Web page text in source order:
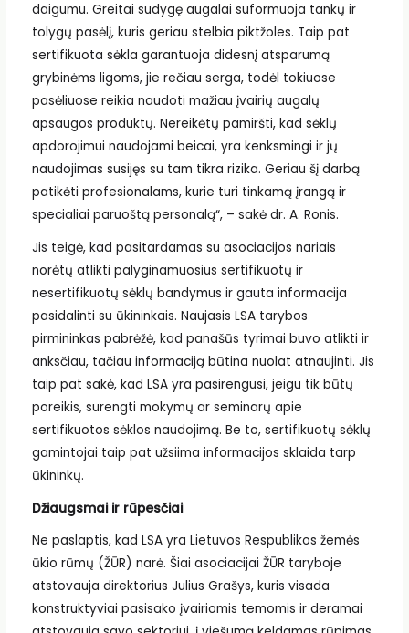
daigumu. Greitai sudygę augalai suformuoja tankų ir
tolygų pasėlį, kuris geriau stelbia piktžoles. Taip pat
sertifikuota sėkla garantuoja didesnį atsparumą
grybinėms ligoms, jie rečiau serga, todėl tokiuose
pasėliuose reikia naudoti mažiau įvairių augalų
apsaugos produktų. Nereikėtų pamiršti, kad sėklų
apdorojimui naudojami beicai, yra kenksmingi ir jų
naudojimas susijęs su tam tikra rizika. Geriau šį darbą
patikėti profesionalams, kurie turi tinkamą įrangą ir
specialiai paruoštą personalą“, – sakė dr. A. Ronis.
Jis teigė, kad pasitardamas su asociacijos nariais
norėtų atlikti palyginamuosius sertifikuotų ir
nesertifikuotų sėklų bandymus ir gauta informacija
pasidalinti su ūkininkais. Naujasis LSA tarybos
pirmininkas pabrėžė, kad panašūs tyrimai buvo atlikti ir
anksčiau, tačiau informaciją būtina nuolat atnaujinti. Jis
taip pat sakė, kad LSA yra pasirengusi, jeigu tik būtų
poreikis, surengti mokymų ar seminarų apie
sertifikuotos sėklos naudojimą. Be to, sertifikuotų sėklų
gamintojai taip pat užsiima informacijos sklaida tarp
ūkininkų.
Džiaugsmai ir rūpesčiai
Ne paslaptis, kad LSA yra Lietuvos Respublikos žemės
ūkio rūmų (ŽŪR) narė. Šiai asociacijai ŽŪR taryboje
atstovauja direktorius Julius Grašys, kuris visada
konstruktyviai pasisako įvairiomis temomis ir deramai